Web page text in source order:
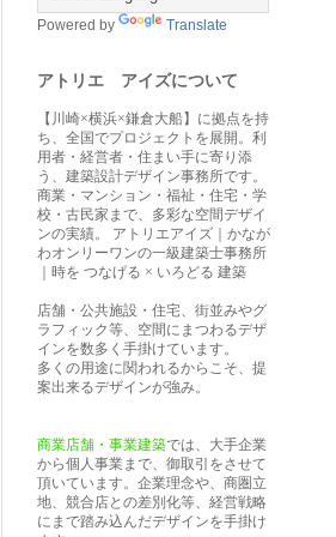
Powered by Translate
アトリエ アイズについて
【川崎×横浜×鎌倉大船】に拠点を持
ち、全国でプロジェクトを展開。利
用者・経営者・住まい手に寄り添
う、建築設計デザイン事務所です。
商業・マンション・福祉・住宅・学
校・古民家まで、多彩な空間デザイ
ンの実績。 アトリエアイズ｜かなが
わオンリーワンの一級建築士事務所
｜時を つなげる × いろどる 建築
店舗・公共施設・住宅、街並みやグ
ラフィック等、空間にまつわるデザ
インを数多く手掛けています。
多くの用途に関われるからこそ、提
案出来るデザインが強み。
商業店舗・事業建築では、大手企業
から個人事業まで、御取引をさせて
頂いています。企業理念や、商圏立
地、競合店との差別化等、経営戦略
にまで踏み込んだデザインを手掛け